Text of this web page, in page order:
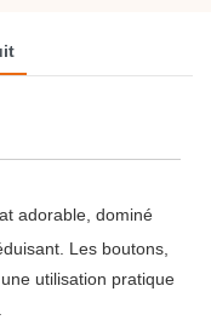
adorable, dominé
Les boutons,
utilisation pratique